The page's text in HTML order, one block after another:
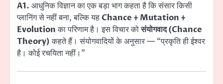
A1. आधुनिक विज्ञान का एक बड़ा भाग कहता है कि संसार किसी
प्लानिंग से नहीं बना, बल्कि यह Chance + Mutation +
Evolutionका परिणाम है। इस विचार कोसंयोगवाद (Chance
Theory)कहते हैं। संयोगवादियों के अनुसार — “प्रकृति ही ईश्वर
है। कोई रचयिता नहीं।”